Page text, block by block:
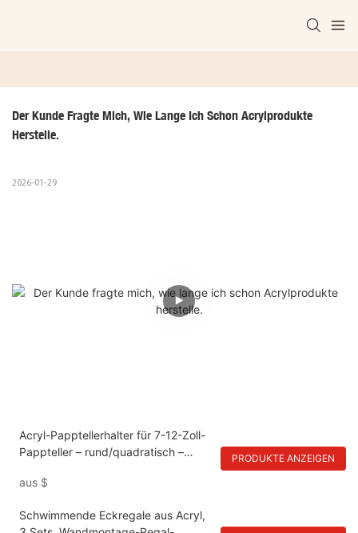
Der Kunde Fragte Mich, Wie Lange Ich Schon Acrylprodukte
Herstelle.
2026-01-29
Acryl-Papptellerhalter für 7-12-Zoll-
Pappteller – rund/quadratisch –
aus $
PRODUKTE ANZEIGEN
Schwimmende Eckregale aus Acryl,